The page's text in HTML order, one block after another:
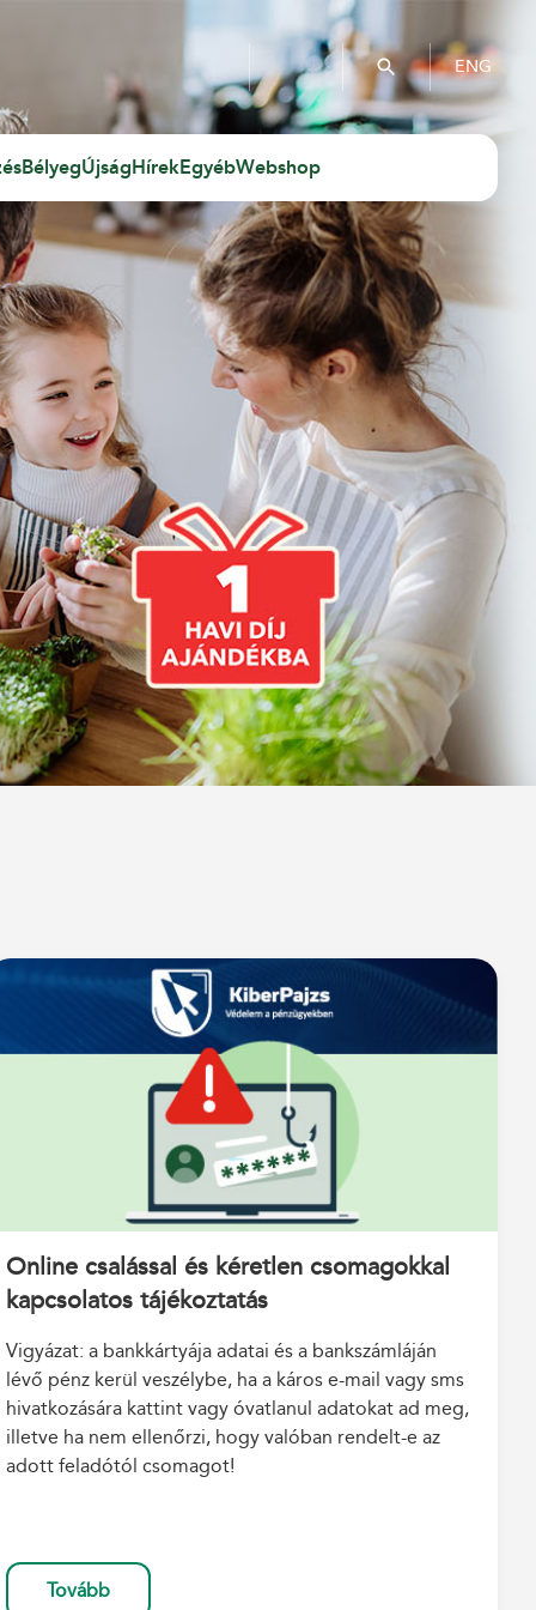
ENG
BélyegÚjság HírekEgyébWebshop
Online csalással és kéretlen csomagokkal
kapcsolatos tájékoztatás
Vigyázat: a bankkártyája adatai és a bankszámláján
lévő pénz kerül veszélybe, ha a káros e-mail vagy sms
hivatkozására kattint vagy óvatlanul adatokat ad meg,
illetve ha nem ellenőrzi, hogy valóban rendelt-e az
adott feladótól csomagot!
Tovább